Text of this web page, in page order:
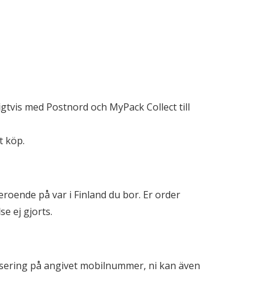
med Postnord och MyPack Collect till
köp.
på var i Finland du bor. Er order
ej gjorts.
på angivet mobilnummer, ni kan även